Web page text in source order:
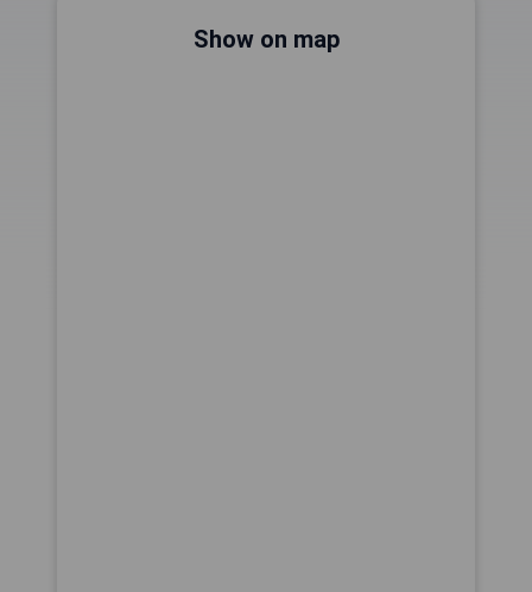
Show on map